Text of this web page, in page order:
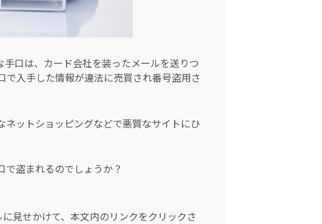
口は、カード会社を装ったメールを送りつ
入手した情報が違法に売買され番号盗用さ
ットショッピングなどで悪質なサイトにひ
盗まれるのでしょうか？
見せかけて、本文内のリンクをクリックさ